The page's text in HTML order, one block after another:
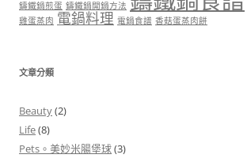
鑄鐵鍋煎蛋 鑄鐵鍋開鍋方法
雞蛋蒸肉 電鍋料理 電鍋食譜 香菇蛋蒸肉餅
文章分類
Beauty(2)
Life(8)
Pets。美妙米腸堡球(3)